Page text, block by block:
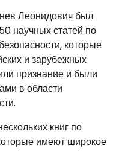
Леонидович был
научных статей по
которые
и зарубежных
признание и были
в области
книг по
имеют широкое